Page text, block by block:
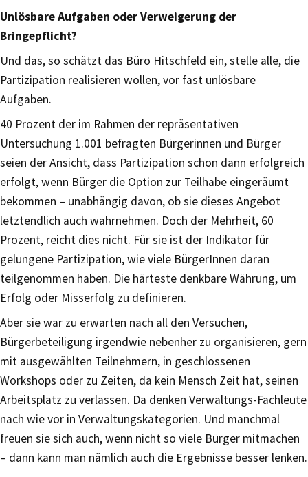
Unlösbare Aufgaben oder Verweigerung der
Bringepflicht?
Und das, so schätzt das Büro Hitschfeld ein, stelle alle, die
Partizipation realisieren wollen, vor fast unlösbare
Aufgaben.
40 Prozent der im Rahmen der repräsentativen
Untersuchung 1.001 befragten Bürgerinnen und Bürger
seien der Ansicht, dass Partizipation schon dann erfolgreich
erfolgt, wenn Bürger die Option zur Teilhabe eingeräumt
bekommen – unabhängig davon, ob sie dieses Angebot
letztendlich auch wahrnehmen. Doch der Mehrheit, 60
Prozent, reicht dies nicht. Für sie ist der Indikator für
gelungene Partizipation, wie viele BürgerInnen daran
teilgenommen haben. Die härteste denkbare Währung, um
Erfolg oder Misserfolg zu definieren.
Aber sie war zu erwarten nach all den Versuchen,
Bürgerbeteiligung irgendwie nebenher zu organisieren, gern
mit ausgewählten Teilnehmern, in geschlossenen
Workshops oder zu Zeiten, da kein Mensch Zeit hat, seinen
Arbeitsplatz zu verlassen. Da denken Verwaltungs-Fachleute
nach wie vor in Verwaltungskategorien. Und manchmal
freuen sie sich auch, wenn nicht so viele Bürger mitmachen
– dann kann man nämlich auch die Ergebnisse besser lenken.